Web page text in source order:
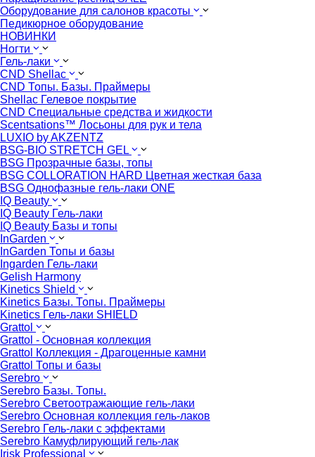
Оборудование для салонов красоты
Педикюрное оборудование
НОВИНКИ
Ногти
Гель-лаки
CND Shellac
CND Топы. Базы. Праймеры
Shellac Гелевое покрытие
CND Специальные средства и жидкости
Scentsations™ Лосьоны для рук и тела
LUXIO by AKZENTZ
BSG-BIO STRETCH GEL
BSG Прозрачные базы, топы
BSG COLLORATION HARD Цветная жесткая база
BSG Однофазные гель-лаки ONE
IQ Beauty
IQ Beauty Гель-лаки
IQ Beauty Базы и топы
InGarden
InGarden Топы и базы
Ingarden Гель-лаки
Gelish Harmony
Kinetics Shield
Kinetics Базы. Топы. Праймеры
Kinetics Гель-лаки SHIELD
Grattol
Grattol - Oснoвнaя коллекция
Grattol Коллекция - Драгоценные камни
Grattol Топы и базы
Serebro
Serebro Базы. Топы.
Serebro Светоотражающие гель-лаки
Serebro Основная коллекция гель-лаков
Serebro Гель-лаки с эффектами
Serebro Камуфлирующий гель-лак
Irisk Professional